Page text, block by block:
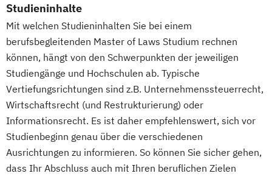
Unternehmenssteuerung
Wirtschaftswissenschaft für Ingenieur/-
innen und Naturwissenschaftler/innen
im Bachelor Rechtswissenschaft
im Bachelor Wirtschaftswissenschaft
im Master Rechtswissenschaft
im Master Wirtschaftswissenschaft
im Studiengang Rechtswissenschaft (Erste
juristische Prüfung)
Studieninhalte
Mit welchen Studieninhalten Sie bei einem
berufsbegleitenden Master of Laws Studium rechnen
können, hängt von den Schwerpunkten der jeweiligen
Studiengänge und Hochschulen ab. Typische
Vertiefungsrichtungen sind z.B. Unternehmenssteuerrecht,
Wirtschaftsrecht (und Restrukturierung) oder
Informationsrecht. Es ist daher empfehlenswert, sich vor
Studienbeginn genau über die verschiedenen
Ausrichtungen zu informieren. So können Sie sicher gehen,
dass Ihr Abschluss auch mit Ihren beruflichen Zielen